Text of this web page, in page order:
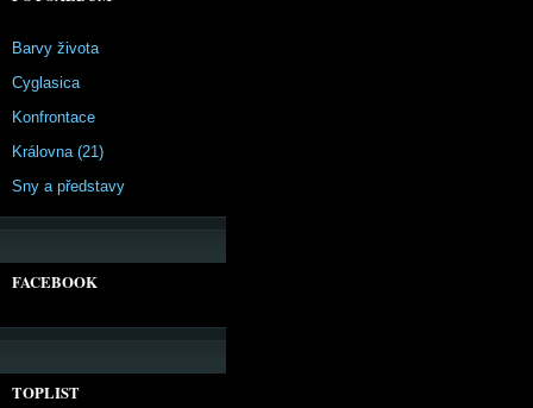
Barvy života
Cyglasica
Konfrontace
Královna (21)
Sny a představy
FACEBOOK
TOPLIST